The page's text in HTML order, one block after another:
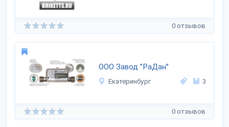
0 отзывов
ООО Завод "РаДан"
Екатеринбург 3
0 отзывов